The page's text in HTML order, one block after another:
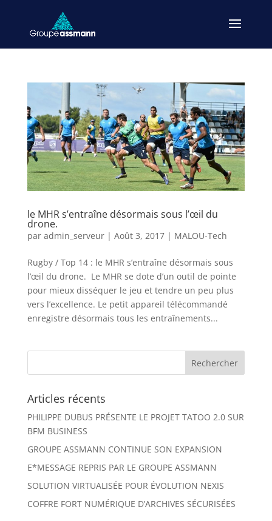
le MHR s’entraîne désormais sous l’œil du
drone.
par admin_serveur| Août 3, 2017| MALOU-Tech
Rugby / Top 14 : le MHR s’entraîne désormais sous
l’œil du drone. ­ Le MHR se dote d’un outil de pointe
pour mieux disséquer le jeu et tendre un peu plus
vers l’excellence. Le petit appareil télécommandé
enregistre désormais tous les entraînements...
Articles récents
PHILIPPE DUBUS PRÉSENTE LE PROJET TATOO 2.0 SUR
BFM BUSINESS
GROUPE ASSMANN CONTINUE SON EXPANSION
E*MESSAGE REPRIS PAR LE GROUPE ASSMANN
SOLUTION VIRTUALISÉE POUR ÉVOLUTION NEXIS
COFFRE FORT NUMÉRIQUE D’ARCHIVES SÉCURISÉES